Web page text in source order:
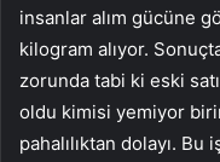
insanlar alım gücüne
kilogram alıyor.
zorunda tabi ki eski
oldu kimisi yemiyor
pahalılıktan dolayı.